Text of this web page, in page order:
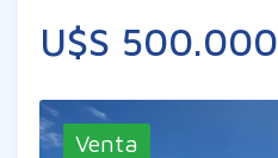
U$S 500.000
Venta